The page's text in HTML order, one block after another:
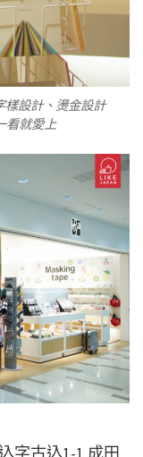
樣設計、燙金設計
看就愛上
字古込1-1 成田